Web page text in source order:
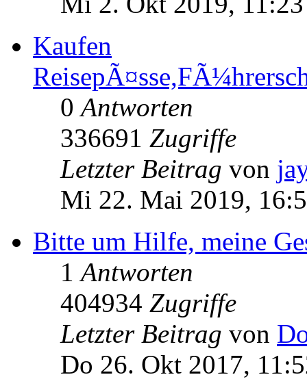
Kaufen
0Antworten
336691 Zugriffe
Letzter Beitrag von
Mi 22. Mai 2019,
Bitte um Hilfe, meine
1Antworten
404934 Zugriffe
Letzter Beitrag von
Do 26. Okt 2017,